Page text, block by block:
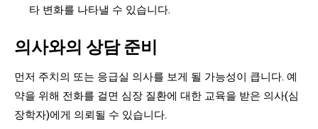
타 변화를 나타낼 수 있습니다.
의사와의 상담 준비
먼저 주치의 또는 응급실 의사를 보게 될 가능성이 큽니다. 예
약을 위해 전화를 걸면 심장 질환에 대한 교육을 받은 의사(심
장학자)에게 의뢰될 수 있습니다.